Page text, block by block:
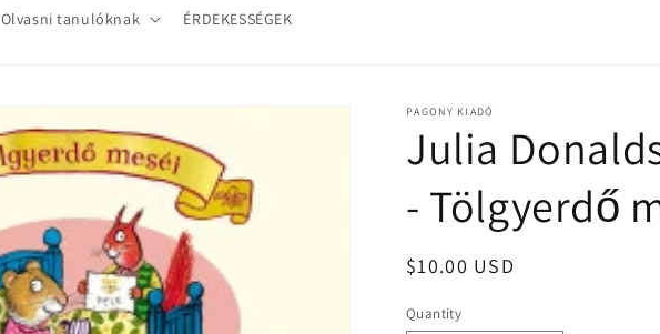
Olvasni tanulóknak ÉRDEKESSÉGEK
PAGONY KIADÓ
Julia
- Tölgyerdő
Regular
$10.00 USD
Quantity
Quantity